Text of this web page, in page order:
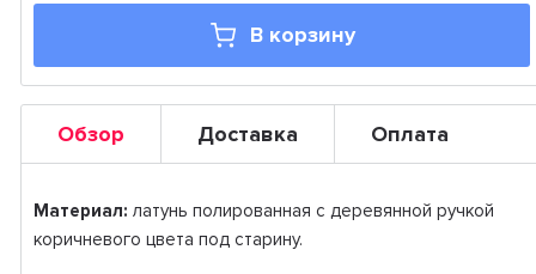
В корзину
Обзор Доставка Оплата
Материал: латунь полированная с деревянной ручкой
коричневого цвета под старину.